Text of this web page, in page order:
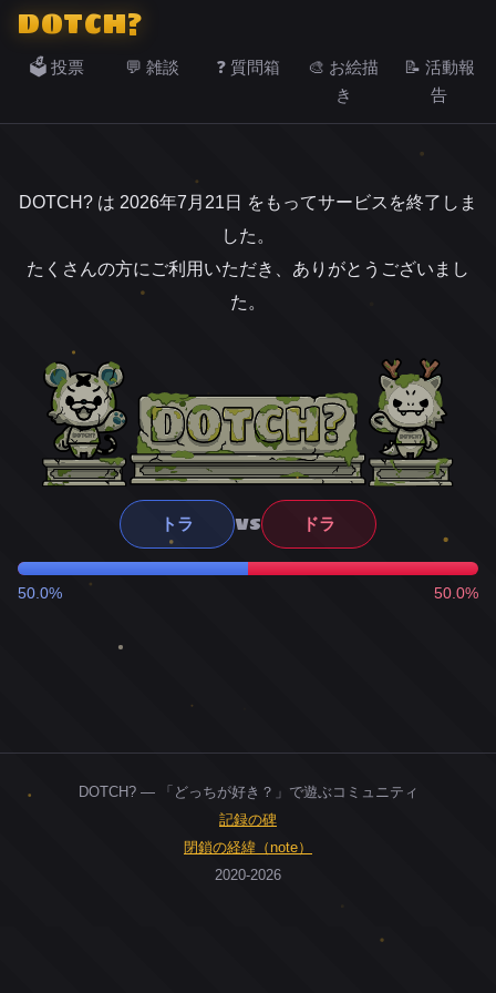
DOTCH?
🗳️ 投票 💬 雑談 ❓ 質問箱
🎨 お絵描
き
📝 活動報
告
DOTCH? は 2026年7月21日 をもってサービスを終了しま
した。
たくさんの方にご利用いただき、ありがとうございまし
た。
トラ VS ドラ
50.0% 50.0%
DOTCH? — 「どっちが好き？」で遊ぶコミュニティ
記録の碑
閉鎖の経緯（note）
2020-2026